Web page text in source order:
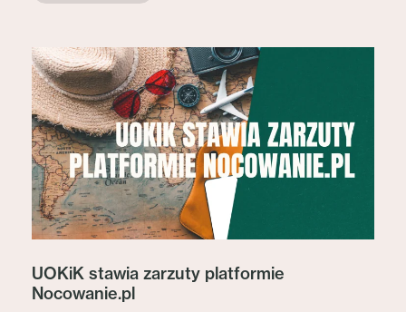
UOKiK stawia zarzuty platformie
Nocowanie.pl